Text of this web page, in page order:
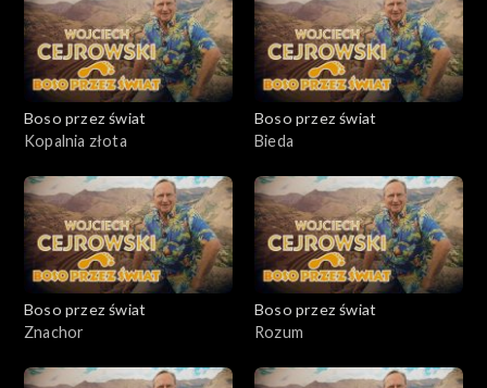
Boso przez świat
Kopalnia złota
Boso przez świat
Bieda
Boso przez świat
Znachor
Boso przez świat
Rozum